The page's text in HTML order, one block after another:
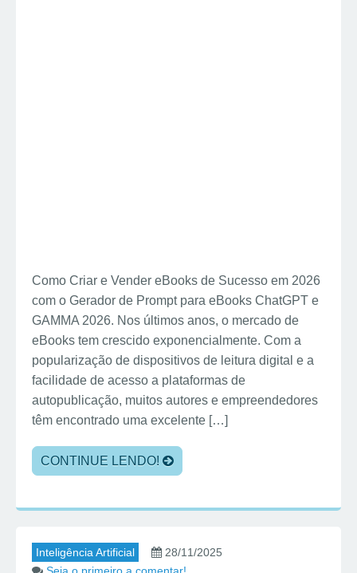
Como Criar e Vender eBooks de Sucesso em 2026
com o Gerador de Prompt para eBooks ChatGPT e
GAMMA 2026. Nos últimos anos, o mercado de
eBooks tem crescido exponencialmente. Com a
popularização de dispositivos de leitura digital e a
facilidade de acesso a plataformas de
autopublicação, muitos autores e empreendedores
têm encontrado uma excelente […]
CONTINUE LENDO!
Inteligência Artificial
28/11/2025